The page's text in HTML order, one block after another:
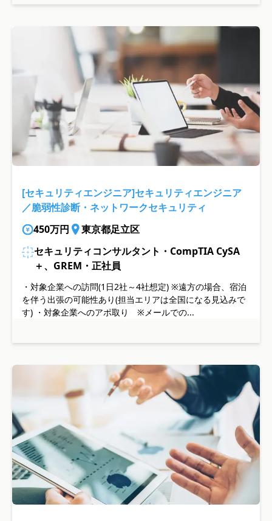
[セキュリティエンジニア]セキュリティエンジニア
／脆弱性診断・ネットワークセキュリティ
450万円
東京都足立区
セキュリティコンサルタント・CompTIA CySA
＋、GREM・正社員
・対象企業への訪問(1日2社～4社想定) ※遠方の場合、宿泊
を伴う出張の可能性あり(担当エリアは全国になる見込みで
す) ・対象企業へのアポ取り ※メールでの...